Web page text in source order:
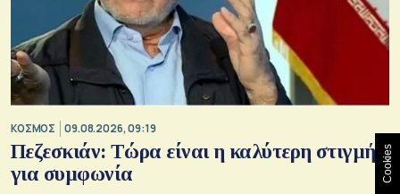
ΚΟΣΜΟΣ 09.08.2026, 09:19
Πεζεσκιάν: Τώρα είναι η καλύτερη στιγμή
για συμφωνία
Cookies